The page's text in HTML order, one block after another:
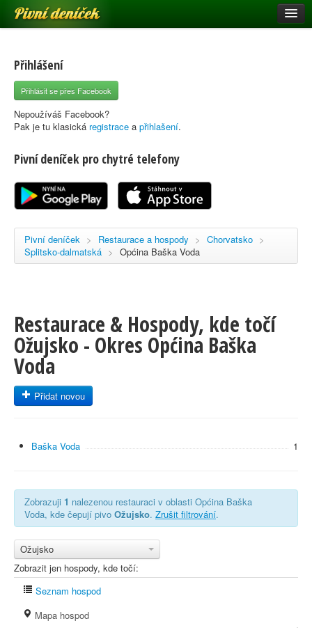
Pivní deníček
Pivní mapa
Pivní značky
Nápověda
Registrace
Přihlášení
Přihlásit se přes Facebook
Nepoužíváš Facebook?
Pak je tu klasická registrace a přihlašení.
Pivní deníček pro chytré telefony
Pivní deníček > Restaurace a hospody > Chorvatsko >
Splitsko-dalmatská > Općina Baška Voda
Restaurace & Hospody, kde točí
Ožujsko - Okres Općina Baška
Voda
Přidat novou
Baška Voda 1
Zobrazuji 1 nalezenou restauraci v oblasti Općina Baška
Voda, kde čepují pivo Ožujsko. Zrušit filtrování.
Ožujsko
Zobrazit jen hospody, kde točí:
Seznam hospod
Mapa hospod